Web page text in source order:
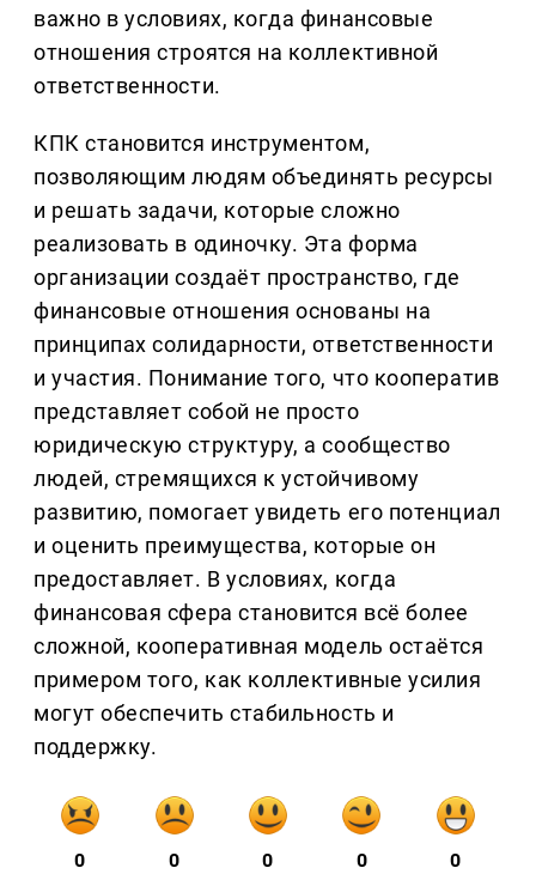
важно в условиях, когда финансовые
отношения строятся на коллективной
ответственности.
КПК становится инструментом,
позволяющим людям объединять ресурсы
и решать задачи, которые сложно
реализовать в одиночку. Эта форма
организации создаёт пространство, где
финансовые отношения основаны на
принципах солидарности, ответственности
и участия. Понимание того, что кооператив
представляет собой не просто
юридическую структуру, а сообщество
людей, стремящихся к устойчивому
развитию, помогает увидеть его потенциал
и оценить преимущества, которые он
предоставляет. В условиях, когда
финансовая сфера становится всё более
сложной, кооперативная модель остаётся
примером того, как коллективные усилия
могут обеспечить стабильность и
поддержку.
0 0 0 0 0